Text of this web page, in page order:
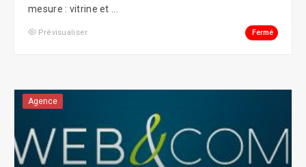
mesure : vitrine et ...
Prévisualiser Fermé
Agence